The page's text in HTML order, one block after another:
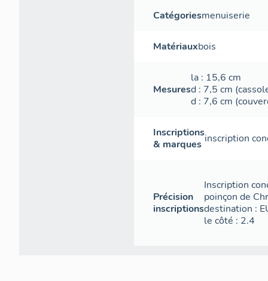
Catégoriesmenuiserie
Matériauxbois
Mesures
la : 15,6 cm
d : 7,5 cm
d : 7,6 cm
Inscriptions
& marques inscription
Précision
inscriptions
Inscription
poinçon de
destination :
le côté : 2.4